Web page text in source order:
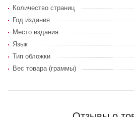
Количество страниц
Год издания
Место издания
Язык
Тип обложки
Вес товара (граммы)